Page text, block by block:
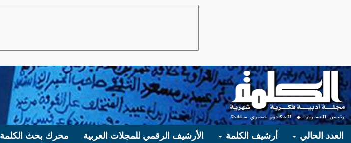
العدد الحالي أرشيف الكلمة الأرشيف الرقمي للمجلات العربية محرك بحث الكلمة